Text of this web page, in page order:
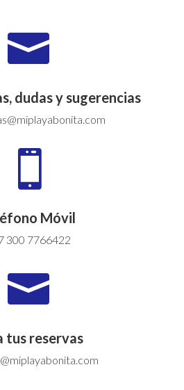

dudas y sugerencias

Móvil
300 7766422

tus reservas